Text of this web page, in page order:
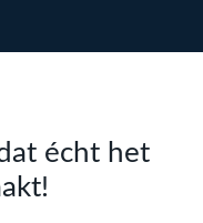
écht het